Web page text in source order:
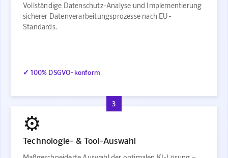
Vollständige Datenschutz-Analyse und Implementierung
sicherer Datenverarbeitungsprozesse nach EU-
Standards.
✓ 100% DSGVO-konform
3
⚙️
Technologie- & Tool-Auswahl